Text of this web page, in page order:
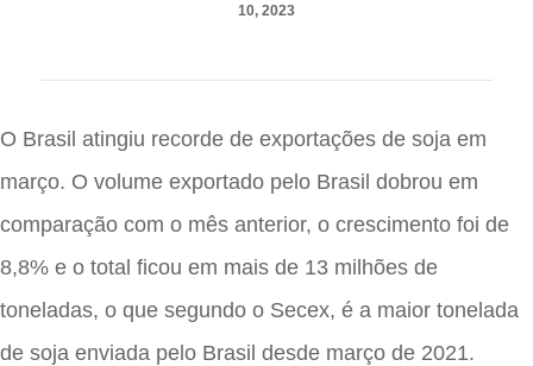
10, 2023
O Brasil atingiu recorde de exportações de soja em
março. O volume exportado pelo Brasil dobrou em
comparação com o mês anterior, o crescimento foi de
8,8% e o total ficou em mais de 13 milhões de
toneladas, o que segundo o Secex, é a maior tonelada
de soja enviada pelo Brasil desde março de 2021.